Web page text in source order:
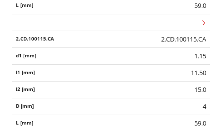
59.0
2.CD.100115.CA
1.15
11.50
15.0
4
59.0